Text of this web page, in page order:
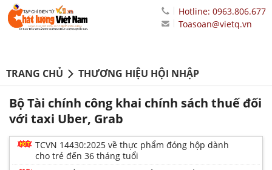
Hotline: 0963.806.677
Toasoan@vietq.vn
TRANG CHỦ THƯƠNG HIỆU HỘI NHẬP
Bộ Tài chính công khai chính sách thuế đối
với taxi Uber, Grab
TCVN 14430:2025 về thực phẩm đóng hộp dành
cho trẻ đến 36 tháng tuổi